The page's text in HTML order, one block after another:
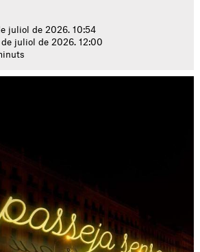
juliol de 2026. 10:54
juliol de 2026. 12:00